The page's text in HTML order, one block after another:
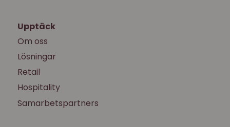
Upptäck
Om oss
Lösningar
Retail
Hospitality
Samarbetspartners